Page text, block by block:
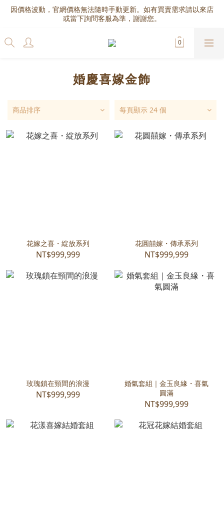
因價格波動，官網價格無法隨時手動更新。如有買賣需求請以來店
或當下詢問客服為準，謝謝您。
婚慶喜嫁金飾
商品排序 每頁顯示 24 個
花嫁之喜・綻放系列
NT$999,999
花圓囍嫁・傳承系列
NT$999,999
玫瑰鎖在頸間的浪漫
NT$999,999
婚氣套組｜金玉良緣・喜氣
圓滿
NT$999,999